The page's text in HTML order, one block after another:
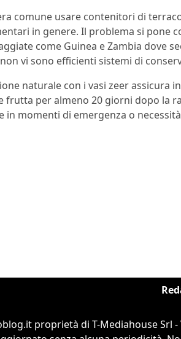
comune usare contenitori di
in genere. Il problema si pone
come Guinea e Zambia dove
vi sono efficienti sistemi di
naturale con i vasi zeer assicura
frutta per almeno 20 giorni dopo la
in momenti di emergenza o
proprietà di T-Mediahouse Srl